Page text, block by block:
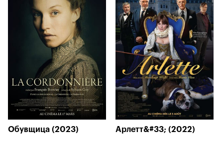
Обувщица (2023) Арлетт&#33; (2022)